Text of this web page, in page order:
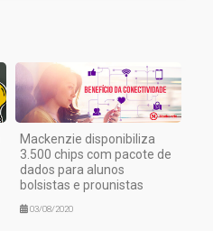
Mackenzie disponibiliza
3.500 chips com pacote de
dados para alunos
bolsistas e prounistas
03/08/2020